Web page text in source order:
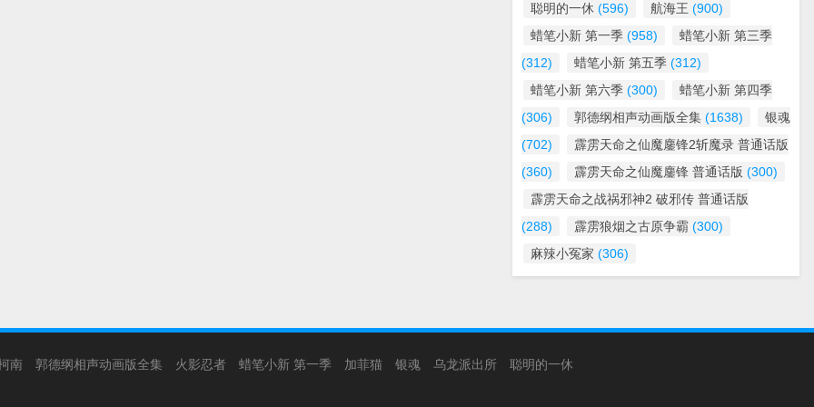
聪明的一休 (596) 航海王 (900)
蜡笔小新 第一季 (958)
蜡笔小新 第三季
(312)
蜡笔小新 第五季 (312)
蜡笔小新 第六季 (300)
蜡笔小新 第四季
(306)
郭德纲相声动画版全集 (1638)
银魂
(702)
霹雳天命之仙魔鏖锋2斩魔录 普通话版
(360)
霹雳天命之仙魔鏖锋 普通话版 (300)
霹雳天命之战祸邪神2 破邪传 普通话版
(288)
霹雳狼烟之古原争霸 (300)
麻辣小冤家 (306)
南 郭德纲相声动画版全集 火影忍者 蜡笔小新 第一季 加菲猫 银魂 乌龙派出所 聪明的一休